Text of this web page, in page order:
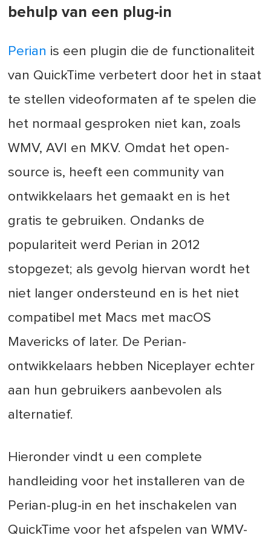
behulp van een plug-in
Perian is een plugin die de functionaliteit
van QuickTime verbetert door het in staat
te stellen videoformaten af te spelen die
het normaal gesproken niet kan, zoals
WMV, AVI en MKV. Omdat het open-
source is, heeft een community van
ontwikkelaars het gemaakt en is het
gratis te gebruiken. Ondanks de
populariteit werd Perian in 2012
stopgezet; als gevolg hiervan wordt het
niet langer ondersteund en is het niet
compatibel met Macs met macOS
Mavericks of later. De Perian-
ontwikkelaars hebben Niceplayer echter
aan hun gebruikers aanbevolen als
alternatief.
Hieronder vindt u een complete
handleiding voor het installeren van de
Perian-plug-in en het inschakelen van
QuickTime voor het afspelen van WMV-